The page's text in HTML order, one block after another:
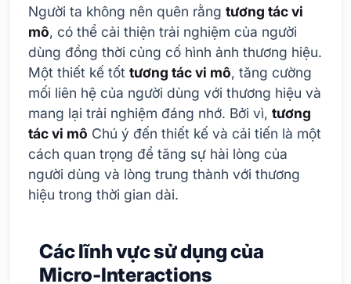
Người ta không nên quên rằng tương tác vi
mô, có thể cải thiện trải nghiệm của người
dùng đồng thời củng cố hình ảnh thương hiệu.
Một thiết kế tốt tương tác vi mô, tăng cường
mối liên hệ của người dùng với thương hiệu và
mang lại trải nghiệm đáng nhớ. Bởi vì, tương
tác vi mô Chú ý đến thiết kế và cải tiến là một
cách quan trọng để tăng sự hài lòng của
người dùng và lòng trung thành với thương
hiệu trong thời gian dài.
Các lĩnh vực sử dụng của
Micro-Interactions